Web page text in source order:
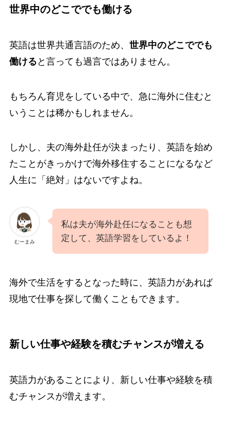
世界中のどこででも働ける
英語は世界共通言語のため、 世界中のどこででも
働ける と言っても過言ではありません。
もちろん育児をしている中で、急に海外に住むと
いうことは稀かもしれません。
しかし、夫の海外赴任が決まったり、英語を始め
たことがきっかけで海外移住することになるなど
人生に「絶対」はないですよね。
むーまみ
私は夫が海外赴任になることも想
定して、英語学習をしているよ！
海外で生活をするとなった時に、英語力があれば
現地で仕事を探して働くこともできます。
新しい仕事や経験を積むチャンスが増える
英語力があることにより、新しい仕事や経験を積
むチャンスが増えます。